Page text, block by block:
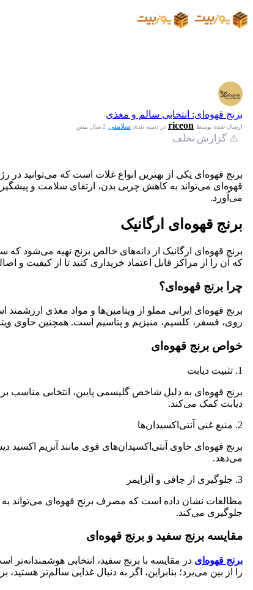
برنج قهوه‌ای: انتخابی سالم و مغذی
ارسال شده توسط riceon در دسته بندی سلامتی 2 سال پیش
⚠️ گزارش تخلف
برنج قهوه‌ای یکی از بهترین انواع غلات است که می‌توانید
قهوه‌ای می‌تواند به کاهش چربی بدن، ارتقای سلامت و
می‌آورد.
برنج قهوه‌ای ارگانیک
برنج قهوه‌ای ارگانیک از دانه‌های خالص برنج تهیه می‌شود
که آن را از مراکز قابل اعتماد خریداری کنید تا از کیفیت و
چرا برنج قهوه‌ای؟
برنج قهوه‌ای ایرانی مملو از ویتامین‌ها و مواد مغذی
روی، فسفر، کلسیم، منیزیم و پتاسیم است. همچنین حاوی
خواص برنج قهوه‌ای
1. تثبیت دیابت
برنج قهوه‌ای به دلیل شاخص گلیسمی پایین، انتخابی مناسب
دیابت کمک می‌کند.
2. منبع غنی آنتی‌اکسیدان‌ها
برنج قهوه‌ای حاوی آنتی‌اکسیدان‌های قوی مانند آنزیم
می‌دهد.
3. جلوگیری از چاقی و آلزایمر
مطالعات نشان داده است که مصرف برنج قهوه‌ای می‌تواند
جلوگیری می‌کند.
مقایسه برنج سفید و برنج قهوه‌ای
برنج قهوه‌ای در مقایسه با برنج سفید، انتخابی هوشمندانه‌تر
را از بین می‌برد؛ بنابراین، اگر به دنبال غذایی سالم‌تر